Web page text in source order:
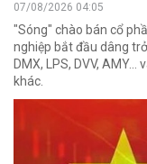
07/08/2026 04:05
"Sóng" chào bán cổ
nghiệp bắt đầu dâng
DMX, LPS, DVV,
khác.